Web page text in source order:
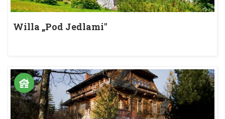
Willa „Pod Jedlami"